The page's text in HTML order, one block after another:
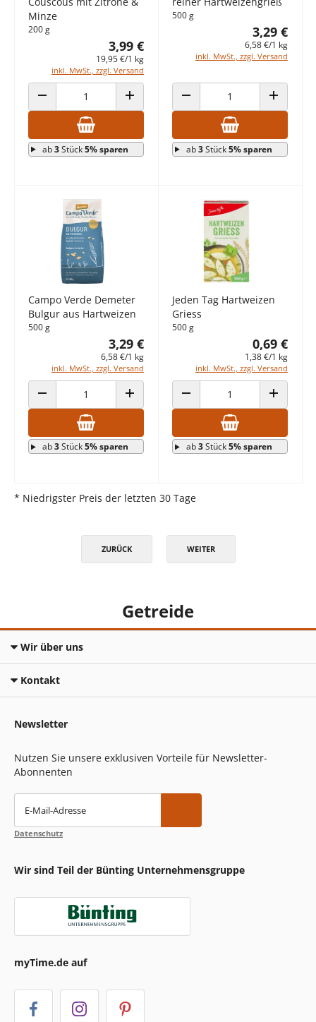
Minze
200 g
3,99 €
19,95 €/1 kg
inkl. MwSt., zzgl. Versand
ANZAHL VERRINGERN ANZAHL ERHÖHEN
ab3Stück5% sparen
500 g
3,29 €
6,58 €/1 kg
inkl. MwSt., zzgl. Versand
ANZAHL VERRINGERN ANZAHL
ab3Stück5% sparen
Campo Verde Demeter
Bulgur aus Hartweizen
500 g
3,29 €
6,58 €/1 kg
inkl. MwSt., zzgl. Versand
ANZAHL VERRINGERN ANZAHL ERHÖHEN
ab3Stück5% sparen
Jeden Tag Hartweizen
Griess
500 g
0,69 €
1,38 €/1 kg
inkl. MwSt., zzgl. Versand
ANZAHL VERRINGERN ANZAHL
ab3Stück5% sparen
* Niedrigster Preis der letzten 30 Tage
ZURÜCK WEITER
Getreide
Wir über uns
Kontakt
Newsletter
Nutzen Sie unsere exklusiven Vorteile für Newsletter-
Abonnenten
E-Mail-Adresse
Datenschutz
Wir sind Teil der Bünting Unternehmensgruppe
myTime.de auf